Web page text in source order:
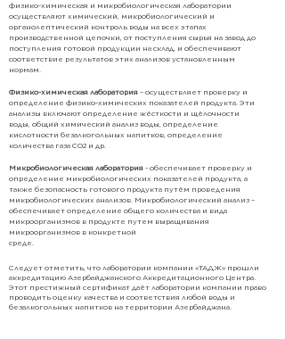
физико-химическая и микробиологическая лаборатории
осуществляют химический, микробиологический и
органолептический контроль воды на всех этапах
производственной цепочки, от поступления сырья на завод до
поступления готовой продукции на склад, и обеспечивают
соответствие результатов этих анализов установленным
нормам.
Физико-химическая лаборатория – осуществляет проверку и
определение физико-химических показателей продукта. Эти
анализы включают определение жёсткости и щёлочности
воды, общий химический анализ воды, определение
кислотности безалкогольных напитков, определение
количества газа CO2 и др.
Микробиологическая лаборатория - обеспечивает проверку и
определение микробиологических показателей продукта, а
также безопасность готового продукта путём проведения
микробиологических анализов. Микробиологический анализ –
обеспечивает определение общего количества и вида
микроорганизмов в продукте путем выращивания
микроорганизмов в конкретной
среде.
Следует отметить, что лаборатории компании «TAДЖ» прошли
аккредитацию Азербайджанского Аккредитационного Центра.
Этот престижный сертификат даёт лаборатории компании право
проводить оценку качества и соответствия любой воды и
безалкогольных напитков на территории Азербайджана.